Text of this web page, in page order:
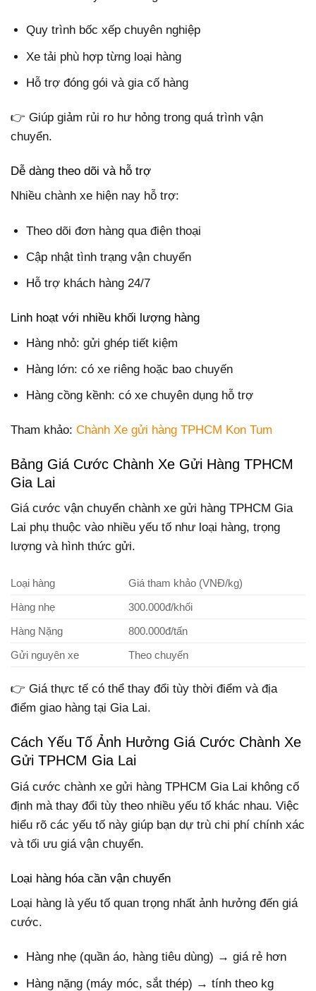
Quy trình bốc xếp chuyên nghiệp
Xe tải phù hợp từng loại hàng
Hỗ trợ đóng gói và gia cố hàng
👉 Giúp giảm rủi ro hư hỏng trong quá trình vận
chuyển.
Dễ dàng theo dõi và hỗ trợ
Nhiều chành xe hiện nay hỗ trợ:
Theo dõi đơn hàng qua điện thoại
Cập nhật tình trạng vận chuyển
Hỗ trợ khách hàng 24/7
Linh hoạt với nhiều khối lượng hàng
Hàng nhỏ: gửi ghép tiết kiệm
Hàng lớn: có xe riêng hoặc bao chuyến
Hàng cồng kềnh: có xe chuyên dụng hỗ trợ
Tham khảo: Chành Xe gửi hàng TPHCM Kon Tum
Bảng Giá Cước Chành Xe Gửi Hàng TPHCM
Gia Lai
Giá cước vận chuyển chành xe gửi hàng TPHCM Gia
Lai phụ thuộc vào nhiều yếu tố như loại hàng, trọng
lượng và hình thức gửi.
Loại hàng
Giá tham khảo (VNĐ/kg)
Hàng nhẹ
300.000đ/khối
Hàng Nặng
800.000đ/tấn
Gửi nguyên xe
Theo chuyến
👉 Giá thực tế có thể thay đổi tùy thời điểm và địa
điểm giao hàng tại Gia Lai.
Cách Yếu Tố Ảnh Hưởng Giá Cước Chành Xe
Gửi TPHCM Gia Lai
Giá cước chành xe gửi hàng TPHCM Gia Lai không cố
định mà thay đổi tùy theo nhiều yếu tố khác nhau. Việc
hiểu rõ các yếu tố này giúp bạn dự trù chi phí chính xác
và tối ưu giá vận chuyển.
Loại hàng hóa cần vận chuyển
Loại hàng là yếu tố quan trọng nhất ảnh hưởng đến giá
cước.
Hàng nhẹ (quần áo, hàng tiêu dùng) → giá rẻ hơn
Hàng nặng (máy móc, sắt thép) → tính theo kg